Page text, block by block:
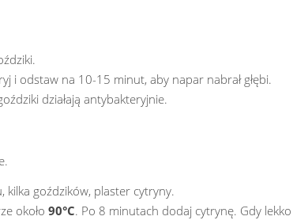
i odstaw na 10-15 minut, aby napar nabrał głębi.
działają antybakteryjnie.
kilka goździków, plaster cytryny.
około 90°C. Po 8 minutach dodaj cytrynę. Gdy lekko